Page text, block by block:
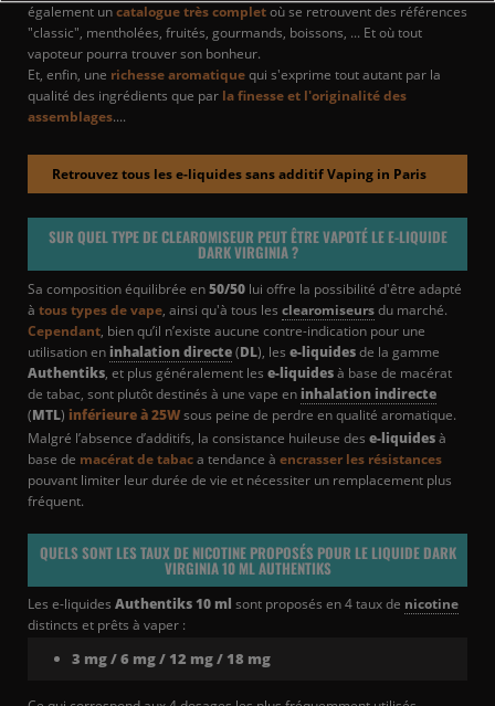
également uncatalogue très completoù se retrouvent des références
"classic", mentholées, fruités, gourmands, boissons, ... Et où tout
vapoteur pourra trouver son bonheur.
Et, enfin, une richesse aromatiquequi s'exprime tout autant par la
qualité des ingrédients que par la finesse et l'originalité des
assemblages....
Retrouvez tous les e-liquides sans additif Vaping in Paris
SUR QUEL TYPE DE CLEAROMISEUR PEUT ÊTRE VAPOTÉ LE E-LIQUIDE
DARK VIRGINIA ?
Sa composition équilibrée en50/50 lui offre la possibilité d'être adapté
à tous types de vape, ainsi qu'à tous les clearomiseursdu marché.
Cependant, bien qu’il n’existe aucune contre-indication pour une
utilisation en inhalation directe(DL), les e-liquidesde la gamme
Authentiks, et plus généralement les e-liquidesà base de macérat
de tabac, sont plutôt destinés à une vape en inhalation indirecte
(MTL) inférieure à 25Wsous peine de perdre en qualité aromatique.
Malgré l’absence d’additifs, la consistance huileuse des e-liquidesà
base de macérat de tabaca tendance à encrasser les résistances
pouvant limiter leur durée de vie et nécessiter un remplacement plus
fréquent.
QUELS SONT LES TAUX DE NICOTINE PROPOSÉS POUR LE LIQUIDE DARK
VIRGINIA 10 ML AUTHENTIKS
Les e-liquides Authentiks 10 ml sont proposés en 4 taux de nicotine
distincts et prêts à vaper :
3 mg / 6 mg / 12 mg / 18 mg